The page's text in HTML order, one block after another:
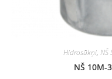
Hidrosūkņi, NŠ
NŠ 10M-